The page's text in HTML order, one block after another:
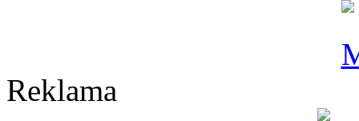
Reklama